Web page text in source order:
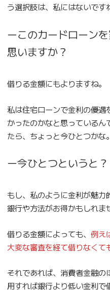
う選択肢は、私にはないです
ーこのカードローン
思いますか？
借りる金額にもよりますね。
私は住宅ローンで金利の優
かったのかなと思っているん
たら、ちょっと今ひとつかな。
ー今ひとつというと？
もし、私のように金利が魅
銀行や方法がお得かもしれま
借りる金額によっても、 例え
大変な審査を経て借りなくて
それであれば、消費者金融
用すれば銀行より低い金利で